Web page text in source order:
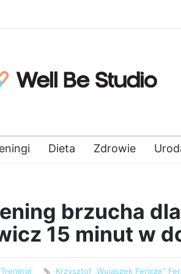
Dieta Zdrowie
brzucha
15 minut w
Treningi Krzysztof „Wujaszek Fericze”